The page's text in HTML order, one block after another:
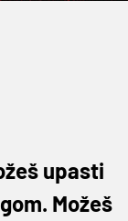
upasti
Možeš